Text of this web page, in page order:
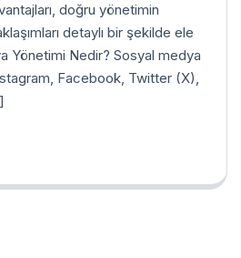
doğru yönetimin
detaylı bir şekilde ele
Yönetimi Nedir? Sosyal medya
Facebook, Twitter (X),